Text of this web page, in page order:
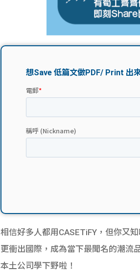
相信好多人都用CASETiFY，但你又
更衝出國際，成為當下最聞名的潮流
本土公司學下野啦！